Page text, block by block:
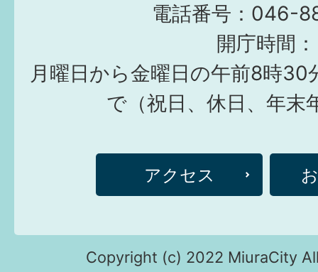
電話番号：046-
開庁時間：
月曜日から金曜日の午前8時30
で（祝日、休日、年末
アクセス
Copyright (c) 2022 MiuraCity